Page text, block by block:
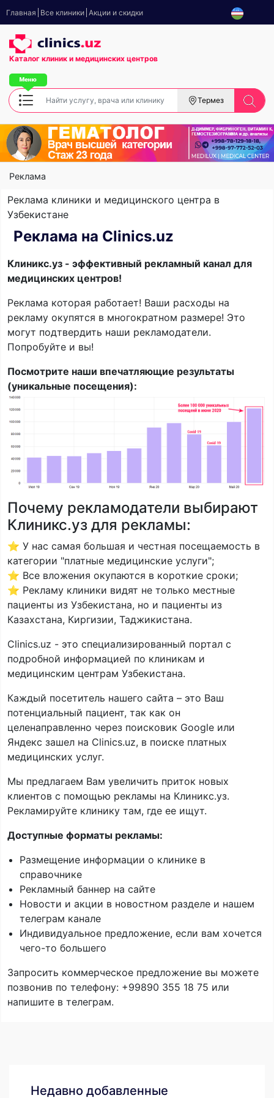
Главная Все клиники Акции и скидки
Каталог клиник и медицинских центров
Термез
Реклама
Реклама клиники и медицинского центра в
Узбекистане
Реклама на Clinics.uz
Клиникс.уз - эффективный рекламный канал для
медицинских центров!
Реклама которая работает! Ваши расходы на
рекламу окупятся в многократном размере! Это
могут подтвердить наши рекламодатели.
Попробуйте и вы!
Посмотрите наши впечатляющие результаты
(уникальные посещения):
Почему рекламодатели выбирают
Клиникс.уз для рекламы:
⭐ У нас самая большая и честная посещаемость в
категории "платные медицинские услуги";
⭐ Все вложения окупаются в короткие сроки;
⭐ Рекламу клиники видят не только местные
пациенты из Узбекистана, но и пациенты из
Казахстана, Киргизии, Таджикистана.
Clinics.uz - это специализированный портал с
подробной информацией по клиникам и
медицинским центрам Узбекистана.
Каждый посетитель нашего сайта – это Ваш
потенциальный пациент, так как он
целенаправленно через поисковик Google или
Яндекс зашел на Clinics.uz, в поиске платных
медицинских услуг.
Мы предлагаем Вам увеличить приток новых
клиентов с помощью рекламы на Клиникс.уз.
Рекламируйте клинику там, где ее ищут.
Доступные форматы рекламы:
Размещение информации о клинике в
справочнике
Рекламный баннер на сайте
Новости и акции в новостном разделе и нашем
телеграм канале
Индивидуальное предложение, если вам хочется
чего-то большего
Запросить коммерческое предложение вы можете
позвонив по телефону: +99890 355 18 75 или
напишите в телеграм.
Недавно добавленные